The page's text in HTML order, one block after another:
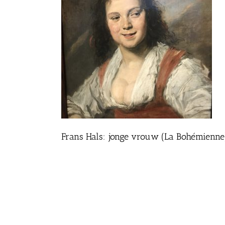
Frans Hals: jonge vrouw (La